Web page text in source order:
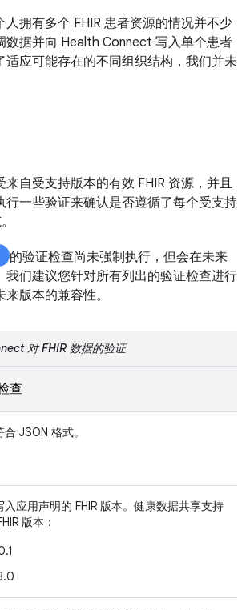
人拥有多个 FHIR 患者资源的情况并不少
数据并向 Health Connect 写入单个患者
适应可能存在的不同组织结构，我们并未
来自受支持版本的有效 FHIR 资源，并且
行一些验证来确认是否遵循了每个受支持
的验证检查尚未强制执行，但会在未来
我们建议您针对所有列出的验证检查进行
版本的兼容性。
对 FHIR 数据的验证
查
JSON 格式。
入应用声明的 FHIR 版本。健康数据共享支持
版本：